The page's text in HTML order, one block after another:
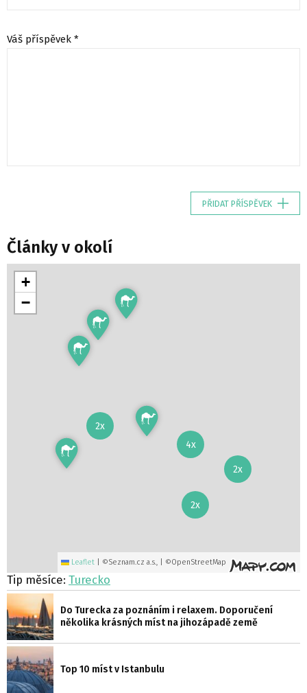
Váš příspěvek *
PŘIDAT PŘÍSPĚVEK
Články v okolí
2x
2x
4x
2x
+
−
Leaflet ©Seznam.cz a.s., | ©OpenStreetMap
Tip měsíce: Turecko
Do Turecka za poznáním i relaxem. Doporučení
několika krásných míst na jihozápadě země
Top 10 míst v Istanbulu